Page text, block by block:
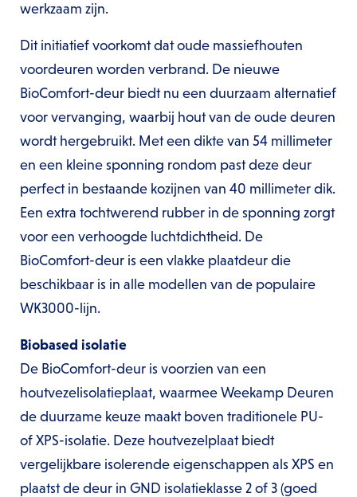
werkzaam zijn.
Dit initiatief voorkomt dat oude massiefhouten
voordeuren worden verbrand. De nieuwe
BioComfort-deur biedt nu een duurzaam alternatief
voor vervanging, waarbij hout van de oude deuren
wordt hergebruikt. Met een dikte van 54 millimeter
en een kleine sponning rondom past deze deur
perfect in bestaande kozijnen van 40 millimeter dik.
Een extra tochtwerend rubber in de sponning zorgt
voor een verhoogde luchtdichtheid. De
BioComfort-deur is een vlakke plaatdeur die
beschikbaar is in alle modellen van de populaire
WK3000-lijn.
Biobased isolatie
De BioComfort-deur is voorzien van een
houtvezelisolatieplaat, waarmee Weekamp Deuren
de duurzame keuze maakt boven traditionele PU-
of XPS-isolatie. Deze houtvezelplaat biedt
vergelijkbare isolerende eigenschappen als XPS en
plaatst de deur in GND isolatieklasse 2 of 3 (goed